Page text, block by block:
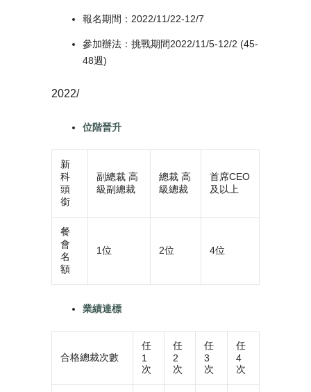
報名期間：2022/11/22-12/7
參加辦法：挑戰期間2022/11/5-12/2 (45-
48週)
2022/
位階晉升
新
科
頭
銜
副總裁 高
級副總裁
總裁 高
級總裁
首席CEO
及以上
餐
會
名
額
1位 2位 4位
業績達標
合格總裁次數
任
1
次
任
2
次
任
3
次
任
4
次